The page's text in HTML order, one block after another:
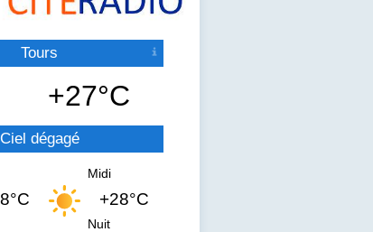
Tours
+27°C
Ciel dégagé
Midi
+28°C
Nuit